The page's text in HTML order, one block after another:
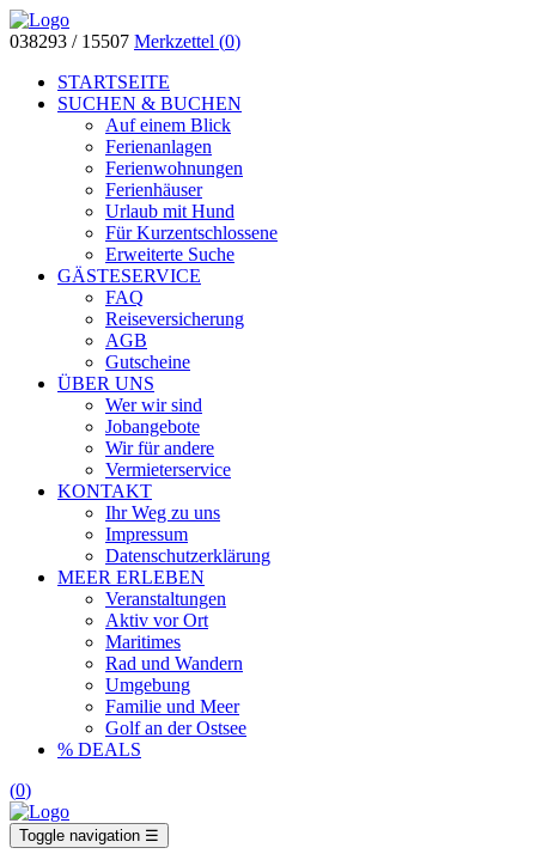
038293 / 15507 Merkzettel (0)
STARTSEITE
SUCHEN & BUCHEN
Auf einem Blick
Ferienanlagen
Ferienwohnungen
Ferienhäuser
Urlaub mit Hund
Für Kurzentschlossene
Erweiterte Suche
GÄSTESERVICE
FAQ
Reiseversicherung
AGB
Gutscheine
ÜBER UNS
Wer wir sind
Jobangebote
Wir für andere
Vermieterservice
KONTAKT
Ihr Weg zu uns
Impressum
Datenschutzerklärung
MEER ERLEBEN
Veranstaltungen
Aktiv vor Ort
Maritimes
Rad und Wandern
Umgebung
Familie und Meer
Golf an der Ostsee
% DEALS
(0)
Toggle navigation ☰